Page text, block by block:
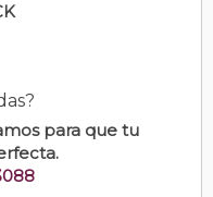
para que tu